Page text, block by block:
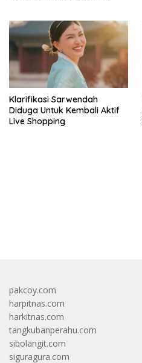
Klarifikasi Sarwendah
Diduga Untuk Kembali Aktif
Live Shopping
pakcoy.com
harpitnas.com
harkitnas.com
tangkubanperahu.com
sibolangit.com
siguragura.com